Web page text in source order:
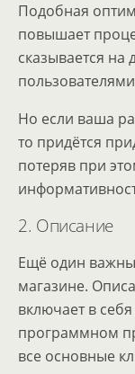
Подобная
повышает
сказывается на
Но если ваша
то придётся
потеряв при
2. Описание
Ещё один
магазине.
включает в
программном
все основные